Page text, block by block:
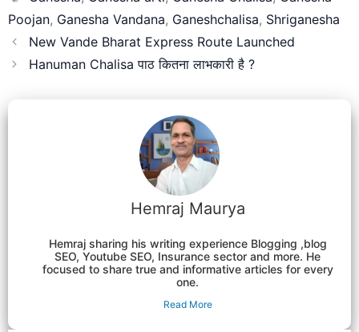
Poojan, Ganesha Vandana, Ganeshchalisa, Shriganesha
New Vande Bharat Express Route Launched
Hanuman Chalisa पाठ कितना लाभकारी है ?
Hemraj Maurya
Hemraj sharing his writing experience Blogging ,blog
SEO, Youtube SEO, Insurance sector and more. He
focused to share true and informative articles for every
one.
Read More